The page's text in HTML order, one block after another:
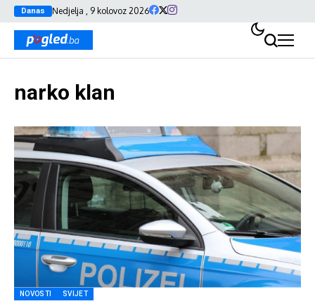
Danas Nedjelja , 9 kolovoz 2026
narko klan
NOVOSTI SVIJET